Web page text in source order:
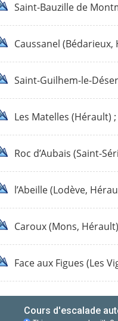
Saint-Bauzille de
Caussanel (Bédarieux,
Saint-Guilhem-le-
Les Matelles (Hérault) ;
Roc d’Aubais (Saint-
l’Abeille (Lodève,
Caroux (Mons,
Face aux Figues (Les